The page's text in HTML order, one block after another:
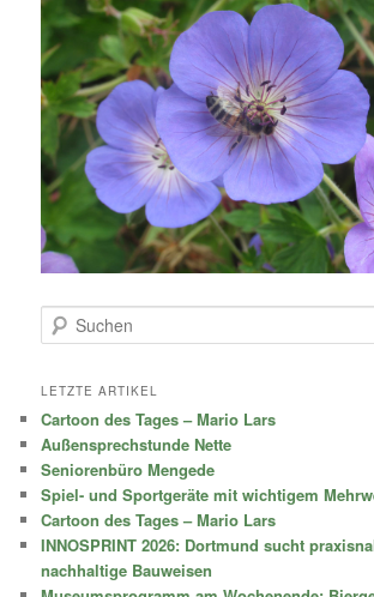
u
h
n
LETZTE ARTIKEL
Cartoon des Tages – Mario Lars
Außensprechstunde Nette
Seniorenbüro Mengede
Spiel- und Sportgeräte mit wichtigem
Cartoon des Tages – Mario Lars
INNOSPRINT 2026: Dortmund sucht
nachhaltige Bauweisen